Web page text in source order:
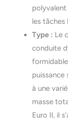
les tâches
Type : Le
conduite
puissance
à une
masse
Euro II, il